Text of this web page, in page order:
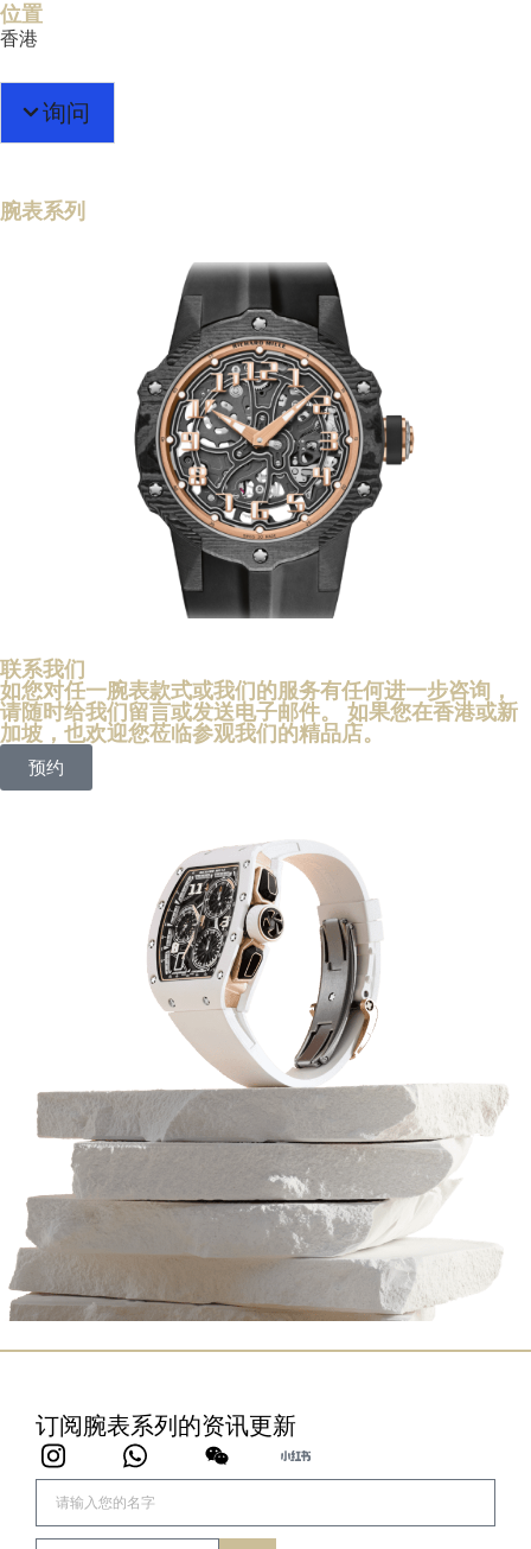
位置
香港
询问
腕表系列
联系我们
如您对任一腕表款式或我们的服务有任何进一步咨询，
请随时给我们留言或发送电子邮件。 如果您在香港或新
加坡，也欢迎您莅临参观我们的精品店。
预约
订阅腕表系列的资讯更新